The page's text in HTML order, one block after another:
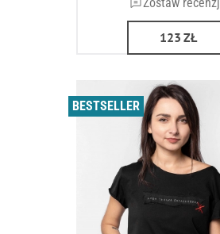
123 ZŁ
BESTSELLER